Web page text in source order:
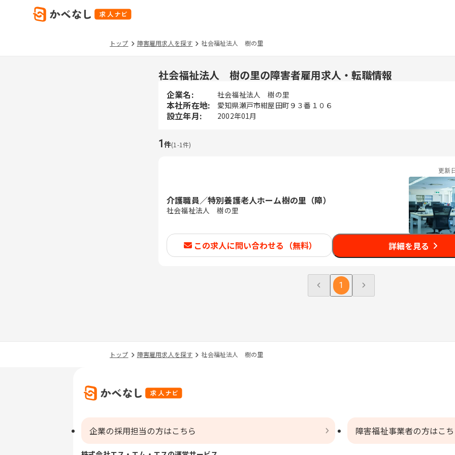
トップ 障害雇用求人を探す 社会福祉法人 樹の里
社会福祉法人 樹の里の障害者雇用求人・転職情報
企業名: 社会福祉法人 樹の里
本社所在地: 愛知県瀬戸市紺屋田町９３番１０６
設立年月: 2002年01月
1 件(1 -1件)
更新
介護職員／特別養護老人ホーム樹の里（障）
社会福祉法人 樹の里
この求人に問い合わせる（無料） 詳細を見る
1
トップ 障害雇用求人を探す 社会福祉法人 樹の里
企業の採用担当の方はこちら 障害福祉事業者の方はこ